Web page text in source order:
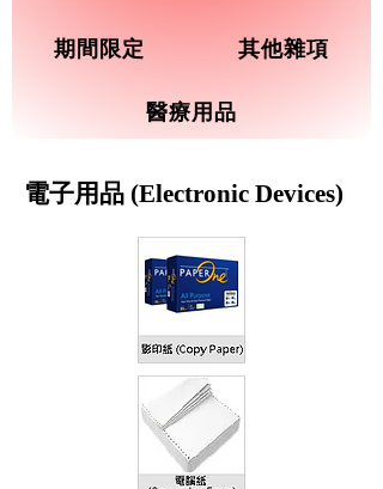
期間限定 其他雜項
醫療用品
電子用品 (Electronic Devices)